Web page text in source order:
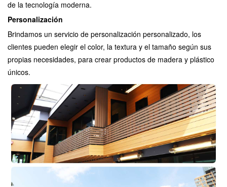
de la tecnología moderna.
Personalización
Brindamos un servicio de personalización personalizado, los
clientes pueden elegir el color, la textura y el tamaño según sus
propias necesidades, para crear productos de madera y plástico
únicos.